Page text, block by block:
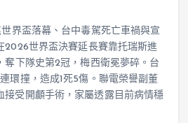
界盃落幕、台中毒駕死亡車禍與宣
2026世界盃決賽延長賽靠托瑞斯進
奪下隊史第2冠，梅西衛冕夢碎。台
環撞，造成1死5傷。聯電榮譽副董
接受開顱手術，家屬透露目前病情穩